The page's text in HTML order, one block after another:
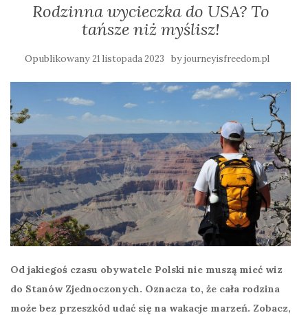
Rodzinna wycieczka do USA? To
tańsze niż myślisz!
Opublikowany21 listopada 2023 byjourneyisfreedom.pl
Od jakiegoś czasu obywatele Polski nie muszą mieć wiz
do Stanów Zjednoczonych. Oznacza to, że cała rodzina
może bez przeszkód udać się na wakacje marzeń. Zobacz,